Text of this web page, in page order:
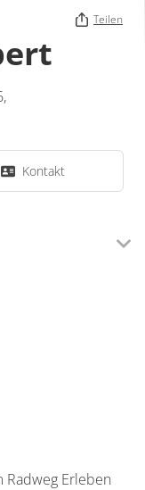
Teilen
Kontakt
Radweg Erleben